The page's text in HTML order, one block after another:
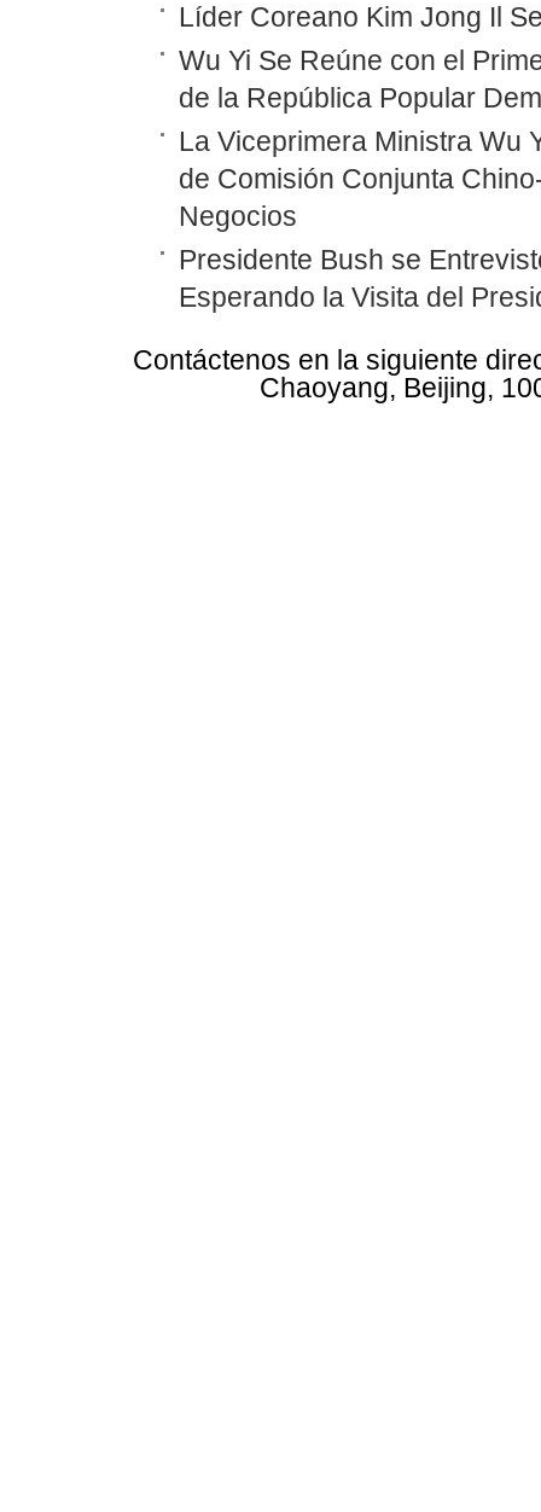
Líder Coreano Kim Jong Il
Wu Yi Se Reúne con el
de la República Popular
La Viceprimera Ministra Wu
de Comisión Conjunta
Negocios
Presidente Bush se
Esperando la Visita del
Contáctenos en la siguiente
Chaoyang, Beijing,